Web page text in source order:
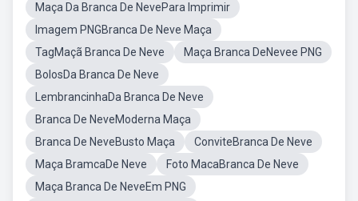
Maça Da Branca De NevePara Imprimir
Imagem PNGBranca De Neve Maça
TagMaçã Branca De Neve
Maça Branca DeNevee PNG
BolosDa Branca De Neve
LembrancinhaDa Branca De Neve
Branca De NeveModerna Maça
Branca De NeveBusto Maça
ConviteBranca De Neve
Maça BramcaDe Neve
Foto MacaBranca De Neve
Maça Branca De NeveEm PNG